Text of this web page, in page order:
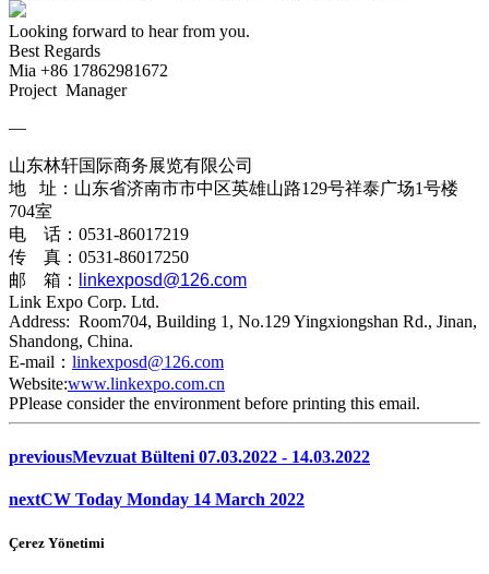
Looking forward to hear from you.
Best Regards
Mia +86 17862981672
Project Manager
—
山东林轩国际商务展览有限公司
地 址：山东省济南市市中区英雄山路129号祥泰广场1号楼
704室
电 话：0531-86017219
传 真：0531-86017250
邮 箱：
linkexposd@126.com
Link Expo Corp. Ltd.
Address: Room704, Building 1, No.129 Yingxiongshan Rd., Jinan,
Shandong, China.
E-mail： linkexposd@126.com
Website:www.linkexpo.com.cn
PPlease consider the environment before printing this email.
previousMevzuat Bülteni 07.03.2022 - 14.03.2022
nextCW Today Monday 14 March 2022
Çerez Yönetimi